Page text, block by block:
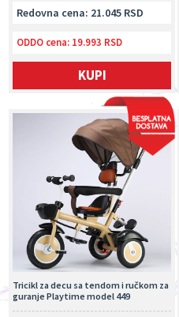
Redovna cena: 21.045 RSD
ODDO cena: 19.993 RSD
KUPI
Tricikl za decu sa tendom i ručkom za
guranje Playtime model 449